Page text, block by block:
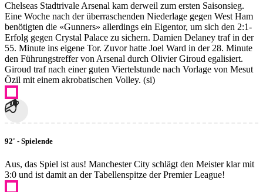
Chelseas Stadtrivale Arsenal kam derweil zum ersten Saisonsieg.
Eine Woche nach der überraschenden Niederlage gegen West Ham
benötigten die «Gunners» allerdings ein Eigentor, um sich den 2:1-
Erfolg gegen Crystal Palace zu sichern. Damien Delaney traf in der
55. Minute ins eigene Tor. Zuvor hatte Joel Ward in der 28. Minute
den Führungstreffer von Arsenal durch Olivier Giroud egalisiert.
Giroud traf nach einer guten Viertelstunde nach Vorlage von Mesut
Özil mit einem akrobatischen Volley. (si)
92' - Spielende
Aus, das Spiel ist aus! Manchester City schlägt den Meister klar mit
3:0 und ist damit an der Tabellenspitze der Premier League!